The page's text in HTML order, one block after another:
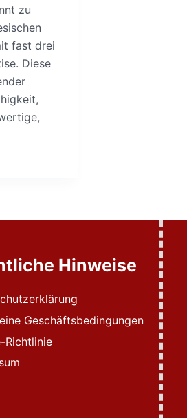
zu
fast drei
Diese
Hinweise
Geschäftsbedingungen
Richtlinie